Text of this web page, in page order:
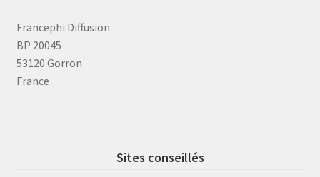
Francephi Diffusion
BP 20045
53120 Gorron
France
Sites conseillés